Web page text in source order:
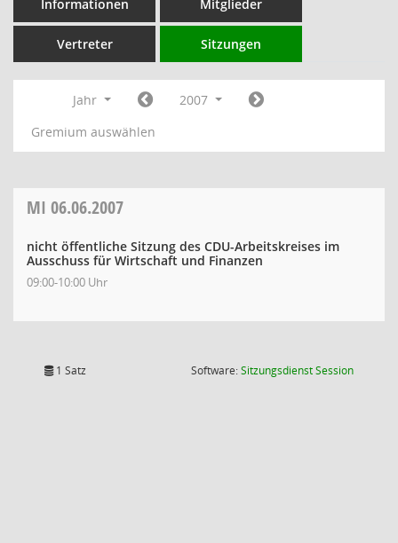
Informationen Mitglieder
Vertreter Sitzungen
Jahr
2007
Gremium auswählen
MI 06.06.2007
nicht öffentliche Sitzung des CDU-Arbeitskreises im
Ausschuss für Wirtschaft und Finanzen
09:00-10:00 Uhr
1 Satz Software:SitzungsdienstSession(Wird in